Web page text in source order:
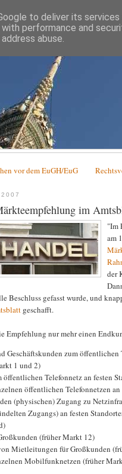
vor dem EuGH/EuG
im
"Im
am
der
Beschluss gefasst wurde, und
geschafft.
Empfehlung nur mehr einen
Geschäftskunden zum öffentlichen
1 und 2)
Telefonnetz an festen
öffentlichen Telefonnetzen
(physischen) Zugang zu
Zugangs) an festen
(früher Markt 12)
Mietleitungen für Großkunden
Mobilfunknetzen (früher
to deliver its
with performance and
abuse.